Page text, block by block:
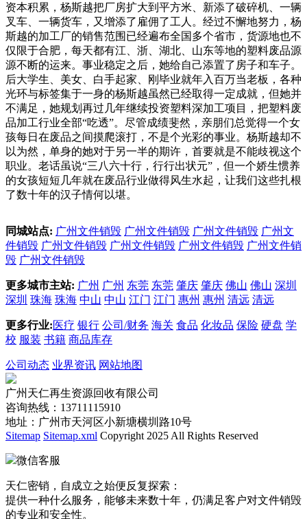
资本积累，杨斯越把厂房扩大到平方米、新添了破碎机、一辆
叉车、一辆货车，又增添了雇佣了工人。经过不懈地努力，杨
斯越的加工厂的销售范围已经遍布全国多个省市，货源地也不
仅限于合肥，每天都有江、浙、湖北、山东等地的塑料废品源
源不断的运来。事业稳定之后，她给自己添置了房子和车子。
后大学生、美女、白手起家、刚毕业就年入百万当老板，各种
光环与标签集于一身的杨斯越虽然已经取得一定成就，但她并
不满足，她规划再过几年继续投资塑料深加工项目，把塑料废
品加工行业全部“吃透”。尽管成绩斐然，亲朋们总觉得一个女
孩每日在废品之间摸爬滚打，不是个光彩的事业。杨斯越却不
以为然，单身的她对于另一半的期许，首要就是不能歧视这个
职业。老话虽说“三八六十行，行行出状元”，但一个娇生惯养
的女孩短短几年就在废品行业做得风生水起，让我们这些扎根
了数十年的汉子情何以堪。
同城站点: 广州文件销毁 广州文件销毁 广州文件销毁 广州文
件销毁 广州文件销毁 广州文件销毁 广州文件销毁 广州文件销
毁 广州文件销毁
更多城市主站: 广州 广州 东莞 东莞 肇庆 肇庆 佛山 佛山 深圳
深圳 珠海 珠海 中山 中山 江门 江门 惠州 惠州 清远 清远
更多行业: 医疗 银行 公司/财务 海关 食品 化妆品 保险 硬盘 学
校 服装 书籍 商品库存
公司动态 业界资讯 网站地图
广州天仁再生资源回收有限公司
咨询热线：13711115910
地址：广州市天河区小新塘横圳路10号
Sitemap Sitemap.xml Copyright 2025 All Rights Reserved
微信客服
天仁密销，自成立之始便反复探索：
提供一种什么服务，能够未来数十年，仍满足客户对文件销毁
的专业和安全性。